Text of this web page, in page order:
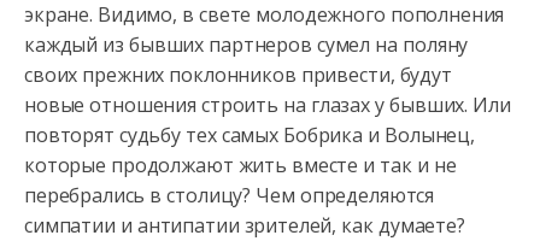
экране. Видимо, в свете молодежного пополнения
каждый из бывших партнеров сумел на поляну
своих прежних поклонников привести, будут
новые отношения строить на глазах у бывших. Или
повторят судьбу тех самых Бобрика и Волынец,
которые продолжают жить вместе и так и не
перебрались в столицу? Чем определяются
симпатии и антипатии зрителей, как думаете?